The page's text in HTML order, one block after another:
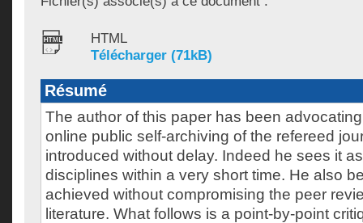
HTML
Télécharger (71kB)
Résumé
The author of this paper has been
online public self-archiving of the refereed
introduced without delay. Indeed he sees it
disciplines within a very short time. He also
achieved without compromising the peer
literature. What follows is a point-by-point